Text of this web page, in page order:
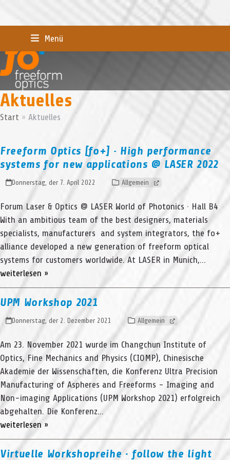
content
Menü
Aktuelles
Start » Aktuelles
Freeform Optics [fo+] · High performance
systems for new applications @ LASER 2022
Donnerstag, der 7. April 2022 Allgemein
Forum Laser & Optics @ LASER World of Photonics · Hall B4
With an ambitious team of the best designers, materials
specialists, manufacturers and system integrators, the fo+
alliance developed a new generation of freeform optical
systems for customers worldwide. At LASER in Munich,…
weiterlesen »
UPM Workshop 2021
Donnerstag, der 2. Dezember 2021 Allgemein
Am 23. November 2021 wurde im Changchun Institute of
Optics, Fine Mechanics and Physics (CIOMP), Chinesische
Akademie der Wissenschaften, die Konferenz Ultra Precision
Manufacturing of Aspheres and Freeforms - Imaging and
Non-imaging Applications (UPM Workshop 2021) erfolgreich
abgehalten. Die Konferenz…
weiterlesen »
Virtuelle Workshopreihe ∙ follow the light